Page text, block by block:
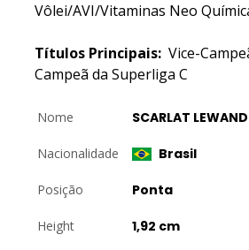
Vôlei/AVI/Vitaminas Neo
Títulos Principais: Vice-
Campeã da Superliga C
Nome SCARLAT
Nacionalidade Brasil
Posição Ponta
Height 1,92 cm